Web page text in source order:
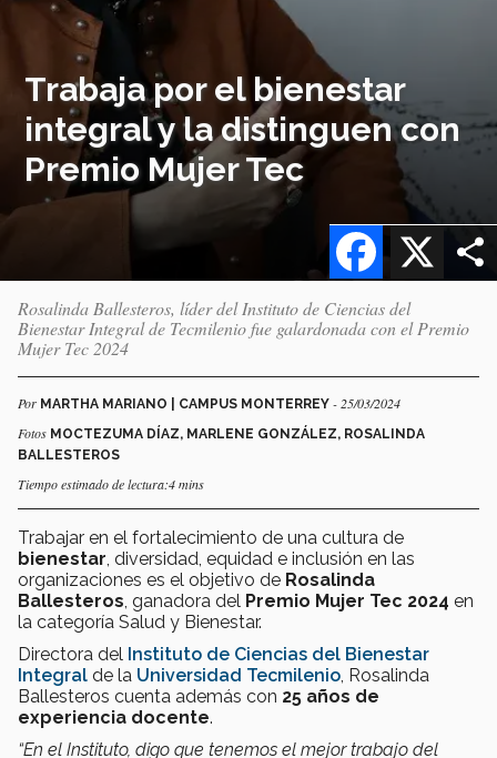
Trabaja por el bienestar
integral y la distinguen con
Premio Mujer Tec
X
Facebook
Rosalinda Ballesteros, líder del Instituto de Ciencias del
Bienestar Integral de Tecmilenio fue galardonada con el Premio
Mujer Tec 2024
Por MARTHA MARIANO | CAMPUS MONTERREY - 25/03/2024
Fotos MOCTEZUMA DÍAZ, MARLENE GONZÁLEZ, ROSALINDA
BALLESTEROS
Tiempo estimado de lectura:4 mins
Trabajar en el fortalecimiento de una cultura de
bienestar , diversidad, equidad e inclusión en las
organizaciones es el objetivo de Rosalinda
Ballesteros , ganadora del Premio Mujer Tec 2024 en
la categoría Salud y Bienestar.
Directora del Instituto de Ciencias del Bienestar
Integral de la Universidad Tecmilenio , Rosalinda
Ballesteros cuenta además con 25 años de
experiencia docente.
“En el Instituto, digo que tenemos el mejor trabajo del